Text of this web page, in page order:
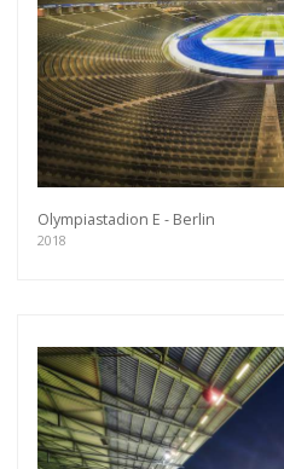
Olympiastadion E - Berlin
2018